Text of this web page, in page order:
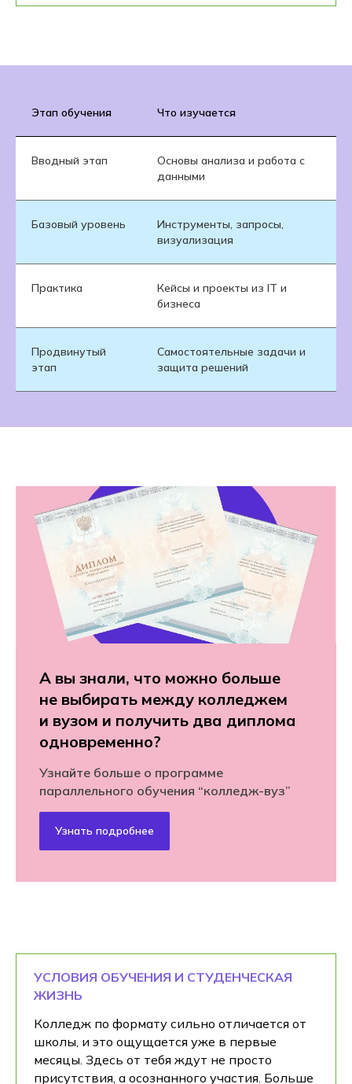
Этап обучения Что изучается
Вводный этап
Основы анализа и работа с
данными
Базовый уровень
Инструменты, запросы,
визуализация
Практика
Кейсы и проекты из IT и
бизнеса
Продвинутый
этап
Самостоятельные задачи и
защита решений
А вы знали, что можно больше
не выбирать между колледжем
и вузом и получить два диплома
одновременно?
Узнайте больше о программе
параллельного обучения “колледж-вуз”
Узнать подробнее
УСЛОВИЯ ОБУЧЕНИЯ И СТУДЕНЧЕСКАЯ
ЖИЗНЬ
Колледж по формату сильно отличается от
школы, и это ощущается уже в первые
месяцы. Здесь от тебя ждут не просто
присутствия, а осознанного участия. Больше